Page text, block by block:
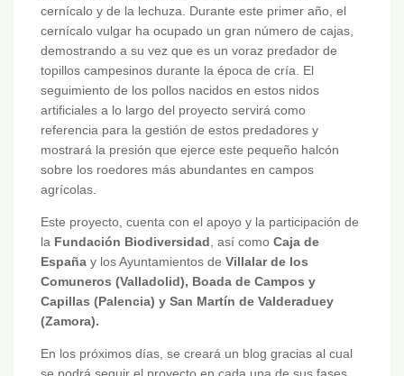
cernícalo y de la lechuza. Durante este primer año, el
cernícalo vulgar ha ocupado un gran número de cajas,
demostrando a su vez que es un voraz predador de
topillos campesinos durante la época de cría. El
seguimiento de los pollos nacidos en estos nidos
artificiales a lo largo del proyecto servirá como
referencia para la gestión de estos predadores y
mostrará la presión que ejerce este pequeño halcón
sobre los roedores más abundantes en campos
agrícolas.
Este proyecto, cuenta con el apoyo y la participación de
la Fundación Biodiversidad, así como Caja de
España y los Ayuntamientos de Villalar de los
Comuneros (Valladolid), Boada de Campos y
Capillas (Palencia) y San Martín de Valderaduey
(Zamora).
En los próximos días, se creará un blog gracias al cual